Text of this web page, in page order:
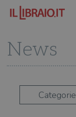
News
Categorie